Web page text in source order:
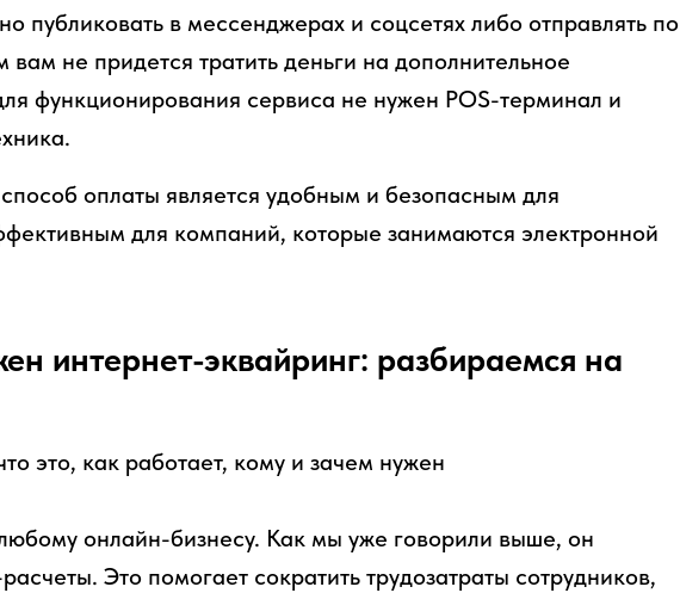
публиковать в мессенджерах и соцсетях либо отправлять по
не придется тратить деньги на дополнительное
функционирования сервиса не нужен POS-терминал и
оплаты является удобным и безопасным для
для компаний, которые занимаются электронной
интернет-эквайринг: разбираемся на
онлайн-бизнесу. Как мы уже говорили выше, он
Это помогает сократить трудозатраты сотрудников,